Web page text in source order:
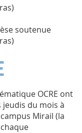
soutenue
OCRE ont
du mois à
Mirail (la